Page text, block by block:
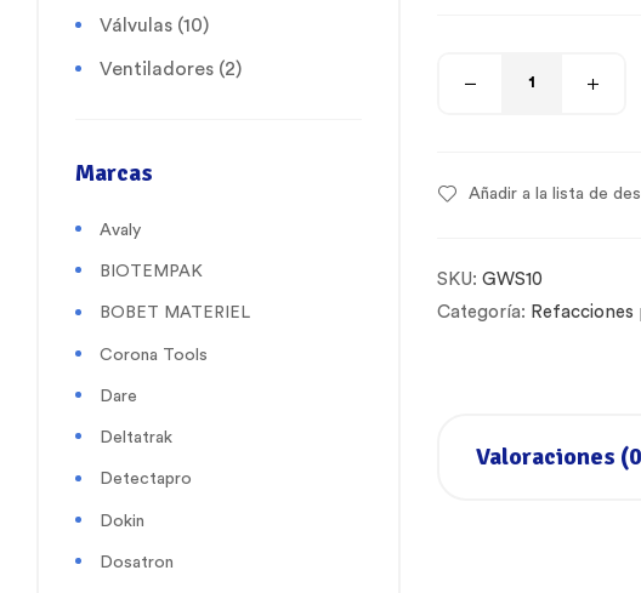
Añadir a la lista de
SKU: GWS10
Categoría: Refacciones
Valoraciones
Válvulas (10)
Ventiladores (2)
Marcas
Avaly
BIOTEMPAK
BOBET MATERIEL
Corona Tools
Dare
Deltatrak
Detectapro
Dokin
Dosatron